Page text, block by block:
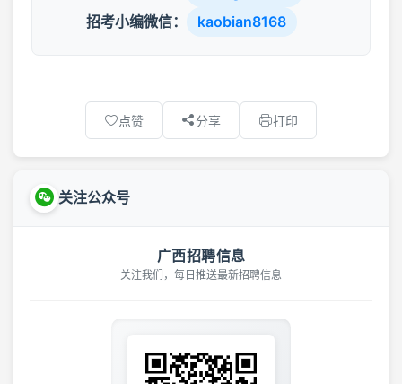
招考小编微信： kaobian8168
点赞 分享 打印
关注公众号
广西招聘信息
关注我们，每日推送最新招聘信息